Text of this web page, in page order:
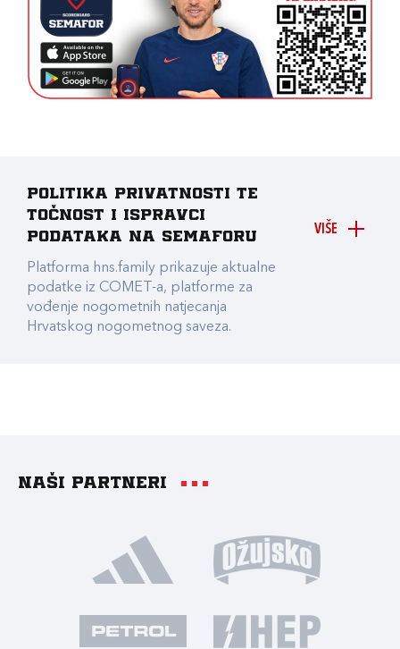
VIŠE
Politika privatnosti te
točnost i ispravci
podataka na Semaforu
Platforma hns.family prikazuje aktualne
podatke iz COMET-a, platforme za
vođenje nogometnih natjecanja
Hrvatskog nogometnog saveza.
Naši partneri